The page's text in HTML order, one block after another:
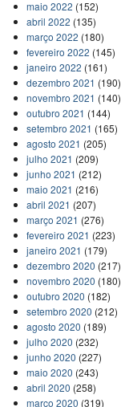
maio 2022 (152)
abril 2022 (135)
março 2022 (180)
fevereiro 2022 (145)
janeiro 2022 (161)
dezembro 2021 (190)
novembro 2021 (140)
outubro 2021 (144)
setembro 2021 (165)
agosto 2021 (205)
julho 2021 (209)
junho 2021 (212)
maio 2021 (216)
abril 2021 (207)
março 2021 (276)
fevereiro 2021 (223)
janeiro 2021 (179)
dezembro 2020 (217)
novembro 2020 (180)
outubro 2020 (182)
setembro 2020 (212)
agosto 2020 (189)
julho 2020 (232)
junho 2020 (227)
maio 2020 (243)
abril 2020 (258)
março 2020 (319)